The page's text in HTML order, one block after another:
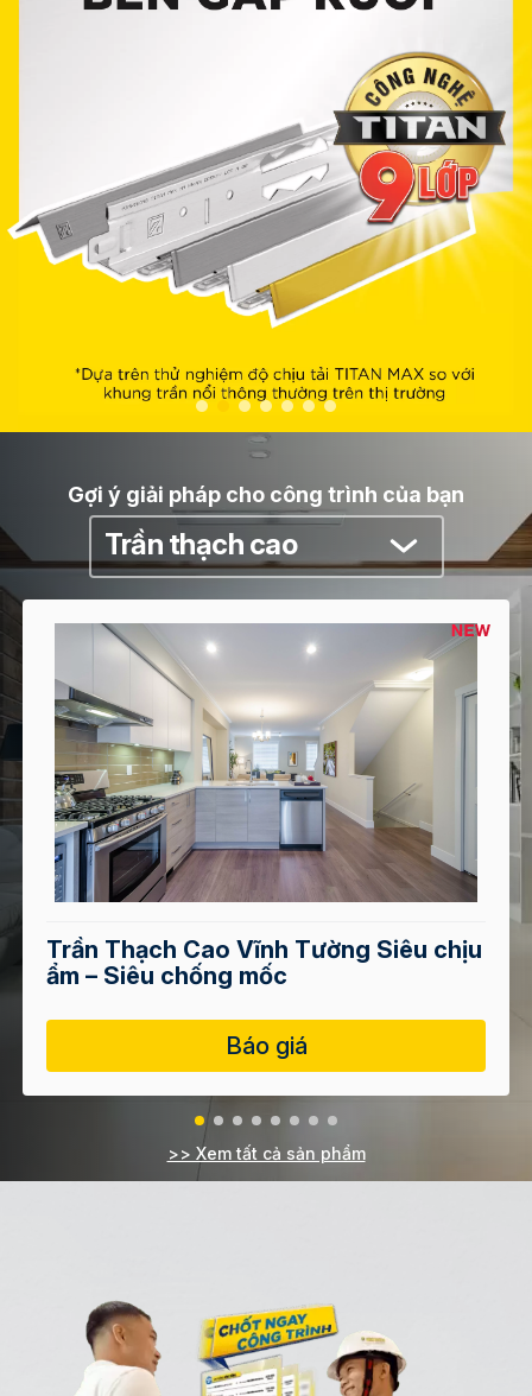
Gợi ý giải pháp cho công trình của bạn
Trần thạch cao
Trần Thạch Cao Vĩnh Tường Siêu chịu
ẩm – Siêu chống mốc
Báo giá
>> Xem tất cả sản phẩm